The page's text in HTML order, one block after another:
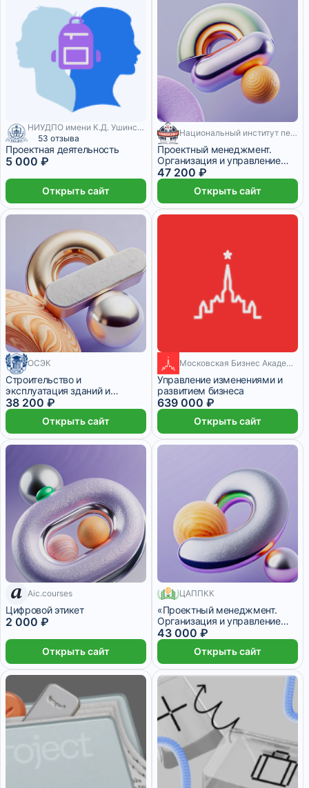
НИУДПО имени К.Д. Ушинского
53 отзыва
Проектная деятельность
5 000 ₽
Открыть сайт
530 месяцев Национальный институт переподготовки и повышения квалификации кадров в сфере экономики и финансов
Проектный менеджмент.
Организация и управление
жизненным циклом проекта
47 200 ₽
Открыть сайт
ОСЭК
Строительство и
эксплуатация зданий и
сооружений +
Проектирование зданий и
сооружений:
архитектурно‑строительная
практика
38 200 ₽
Открыть сайт
20 месяцев Московская Бизнес Академия
Управление изменениями и
развитием бизнеса
639 000 ₽
Открыть сайт
7 днейAic.courses
Цифровой этикет
2 000 ₽
Открыть сайт
530 месяцев
ЦАППКК
«Проектный менеджмент.
Организация и управление
жизненным циклом проекта»
с присвоением квалификации
«Менеджер по управлению
проектами»
43 000 ₽
Открыть сайт